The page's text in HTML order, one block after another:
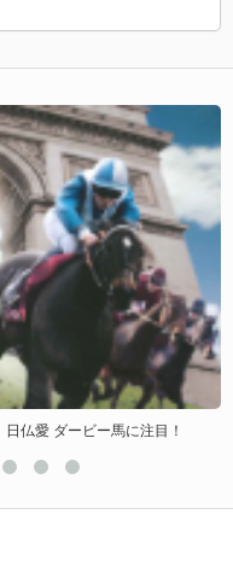
体重サインの秘密【2025】